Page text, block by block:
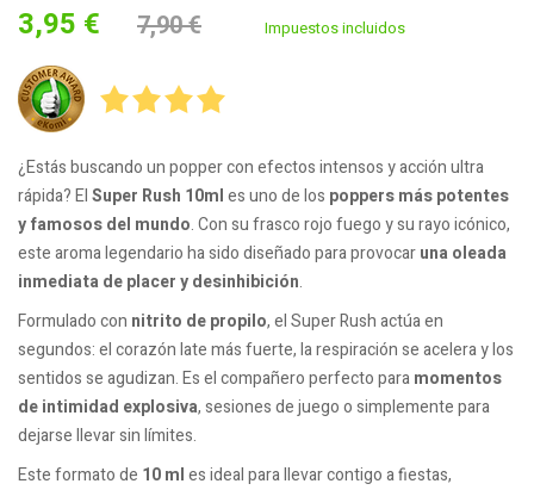
3,95 € 7,90 € Impuestos incluidos
¿Estás buscando un popper con efectos intensos y acción ultra
rápida? ElSuper Rush 10mles uno de los poppers más potentes
y famosos del mundo. Con su frasco rojo fuego y su rayo icónico,
este aroma legendario ha sido diseñado para provocaruna oleada
inmediata de placer y desinhibición.
Formulado con nitrito de propilo, el Super Rush actúa en
segundos: el corazón late más fuerte, la respiración se acelera y los
sentidos se agudizan. Es el compañero perfecto paramomentos
de intimidad explosiva, sesiones de juego o simplemente para
dejarse llevar sin límites.
Este formato de 10 mles ideal para llevar contigo a fiestas,